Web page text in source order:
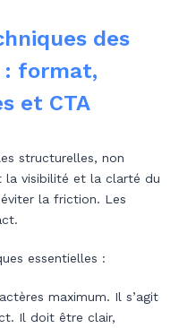
des
: format,
et CTA
structurelles, non
la visibilité et la clarté du
la friction. Les
essentielles :
maximum. Il s’agit
Il doit être clair,